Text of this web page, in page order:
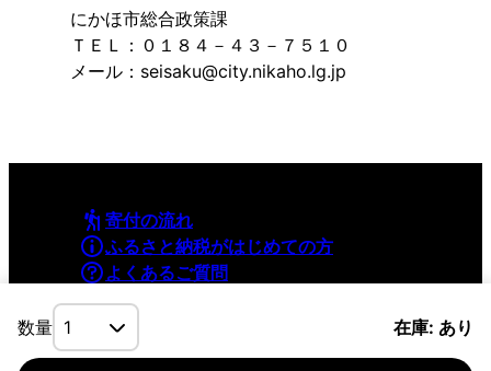
数量 在庫: あり
にかほ市総合政策課
ＴＥＬ：０１８４－４３－７５１０
メール：seisaku@city.nikaho.lg.jp
寄付の流れ
ふるさと納税がはじめての方
よくあるご質問
利用規約
プライバシーポリシー